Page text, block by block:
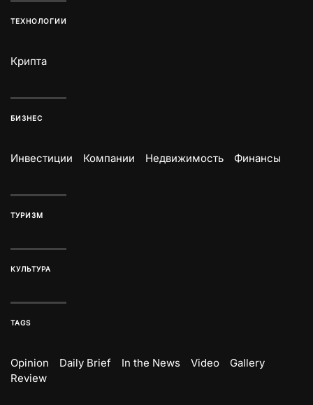
ТЕХНОЛОГИИ
Крипта
БИЗНЕС
Инвестиции Компании Недвижимость Финансы
ТУРИЗМ
КУЛЬТУРА
TAGS
Opinion Daily Brief In the News Video
Gallery
Review